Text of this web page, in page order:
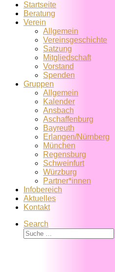
Startseite
Beratung
Verein
Allgemein
Vereins­geschichte
Satzung
Mitglied­schaft
Vorstand
Spenden
Gruppen
Allgemein
Kalender
Ansbach
Aschaffenburg
Bayreuth
Erlangen/Nürnberg
München
Regensburg
Schweinfurt
Würzburg
Partner*innen
Infobereich
Aktuelles
Kontakt
Search
Suche